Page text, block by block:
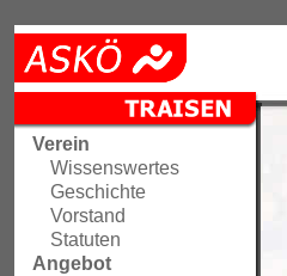
Verein
Wissenswertes
Geschichte
Vorstand
Statuten
Angebot